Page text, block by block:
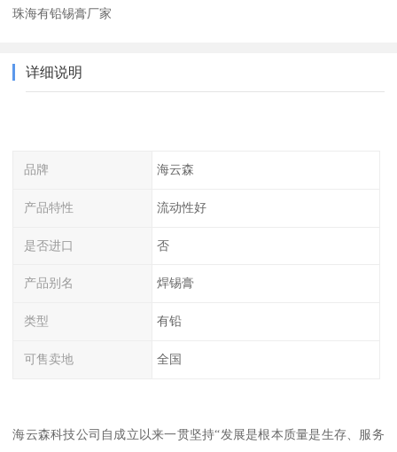
珠海有铅锡膏厂家
详细说明
品牌 海云森
产品特性 流动性好
是否进口 否
产品别名 焊锡膏
类型 有铅
可售卖地 全国
海云森科技公司自成立以来一贯坚持“发展是根本质量是生存、服务